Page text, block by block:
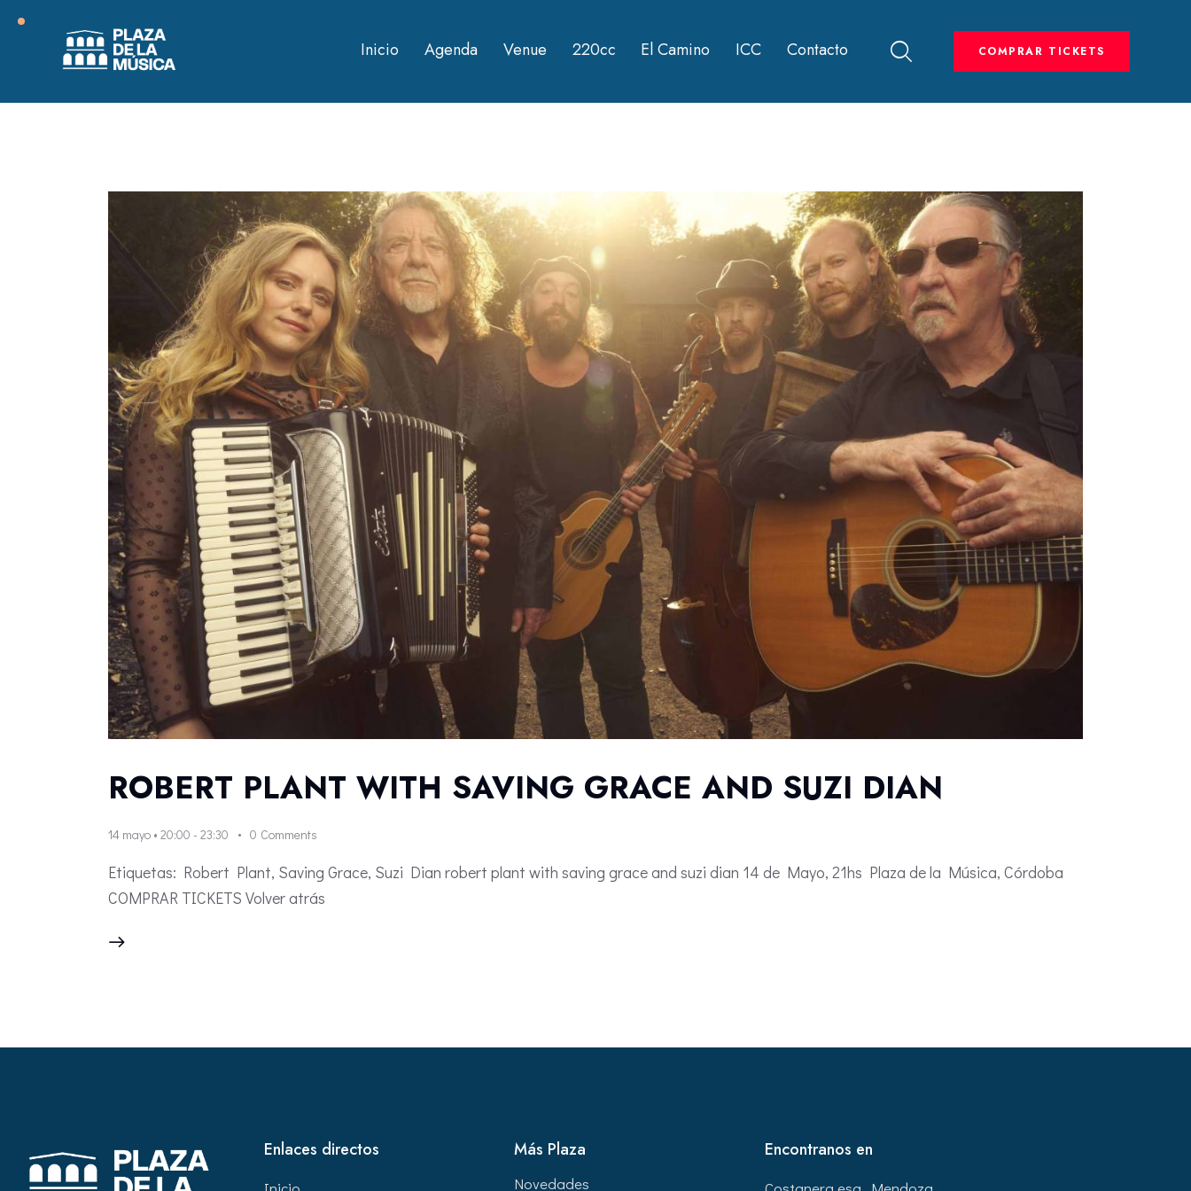
Inicio Agenda Venue 220cc El Camino ICC Contacto COMPRAR TICKETS
ROBERT PLANT WITH SAVING GRACE AND SUZI DIAN
14 mayo • 20:00 - 23:30 0 Comments
Etiquetas: Robert Plant, Saving Grace, Suzi Dian robert plant with saving grace and suzi dian 14 de Mayo, 21hs Plaza de la Música, Córdoba
COMPRAR TICKETS Volver atrás
Enlaces directos Más Plaza
Novedades
Encontranos en